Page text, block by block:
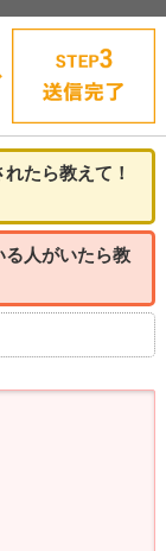
たら教えて！
る人がいたら教